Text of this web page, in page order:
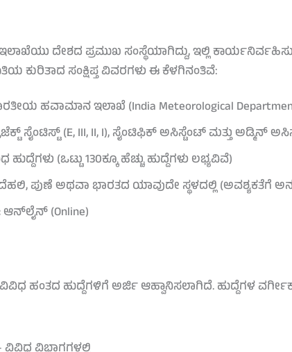
ದೇಶದ ಪ್ರಮುಖ ಸಂಸ್ಥೆಯಾಗಿದ್ದು, ಇಲ್ಲಿ
ಕುರಿತಾದ ಸಂಕ್ಷಿಪ್ತ ವಿವರಗಳು ಈ ಕೆಳಗಿನಂತಿವೆ:
ಹವಾಮಾನ ಇಲಾಖೆ (India Meteorological
ಸೈಂಟಿಸ್ಟ್ (E, III, II, I), ಸೈಂಟಿಫಿಕ್ ಅಸಿಸ್ಟೆಂಟ್ ಮತ್ತು ಅಡ್ಮಿನ್
(ಒಟ್ಟು 130ಕ್ಕೂ ಹೆಚ್ಚು ಹುದ್ದೆಗಳು ಲಭ್ಯವಿವೆ)
ಪುಣೆ ಅಥವಾ ಭಾರತದ ಯಾವುದೇ ಸ್ಥಳದಲ್ಲಿ (ಅವಶ್ಯಕತೆಗೆ
ಆನ್‌ಲೈನ್ (Online)
ಹಂತದ ಹುದ್ದೆಗಳಿಗೆ ಅರ್ಜಿ ಆಹ್ವಾನಿಸಲಾಗಿದೆ. ಹುದ್ದೆಗಳ